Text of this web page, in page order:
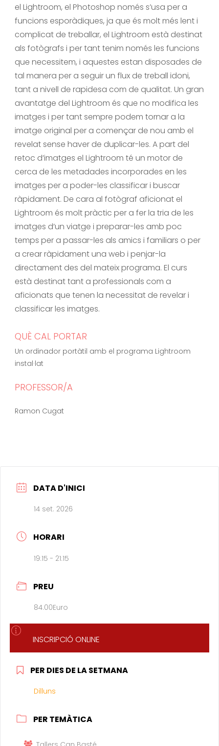
el Lightroom, el Photoshop només s’usa per a
funcions esporàdiques, ja que és molt més lent i
complicat de treballar, el Lightroom està destinat
als fotògrafs i per tant tenim només les funcions
que necessitem, i aquestes estan disposades de
tal manera per a seguir un flux de treball idoni,
tant a nivell de rapidesa com de qualitat. Un gran
avantatge del Lightroom és que no modifica les
imatges i per tant sempre podem tornar a la
imatge original per a començar de nou amb el
revelat sense haver de duplicar-les. A part del
retoc d’imatges el Lightroom té un motor de
cerca de les metadades incorporades en les
imatges per a poder-les classificar i buscar
ràpidament. De cara al fotògraf aficionat el
Lightroom és molt pràctic per a fer la tria de les
imatges d’un viatge i preparar-les amb poc
temps per a passar-les als amics i familiars o per
a crear ràpidament una web i penjar-la
directament des del mateix programa. El curs
està destinat tant a professionals com a
aficionats que tenen la necessitat de revelar i
classificar les imatges.
QUÈ CAL PORTAR
Un ordinador portàtil amb el programa Lightroom
instal·lat
PROFESSOR/A
Ramon Cugat
DATA D'INICI
14 set. 2026
HORARI
19:15 - 21:15
PREU
84.00Euro
INSCRIPCIÓ ONLINE
PER DIES DE LA SETMANA
Dilluns
PER TEMÀTICA